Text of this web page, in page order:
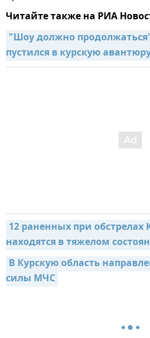
Читайте также на РИА
"Шоу должно
пустился в курскую
12 раненных при обстрелах
находятся в тяжелом
В Курскую область
силы МЧС